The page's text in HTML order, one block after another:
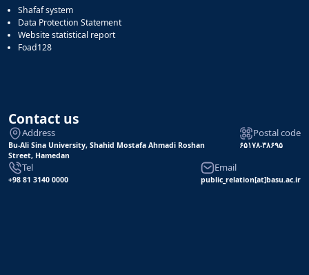
Shafaf system
Data Protection Statement
Website statistical report
Foad128
Contact us
Address
Bu-Ali Sina University, Shahid Mostafa Ahmadi Roshan
Street, Hamedan
Postal code
۶۵۱۷۸-۳۸۶۹۵
Tel
+98 81 3140 0000
Email
public_relation[at]basu.ac.ir